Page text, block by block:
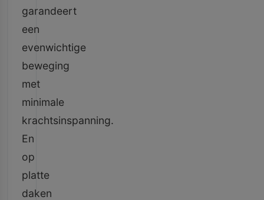
garandeert
een
evenwichtige
beweging
met
minimale
krachtsinspanning.
En
op
platte
daken